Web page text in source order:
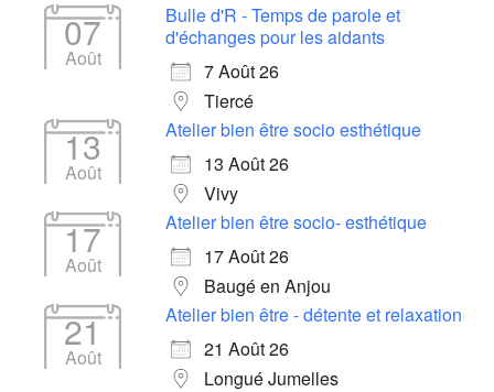
07
Août
Bulle d'R - Temps de parole et
d'échanges pour les aidants
7 Août 26
Tiercé
13
Août
Atelier bien être socio esthétique
13 Août 26
Vivy
17
Août
Atelier bien être socio- esthétique
17 Août 26
Baugé en Anjou
21
Août
Atelier bien être - détente et relaxation
21 Août 26
Longué Jumelles